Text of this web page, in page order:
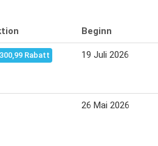
Beginn
Rabatt 19 Juli 2026
26 Mai 2026